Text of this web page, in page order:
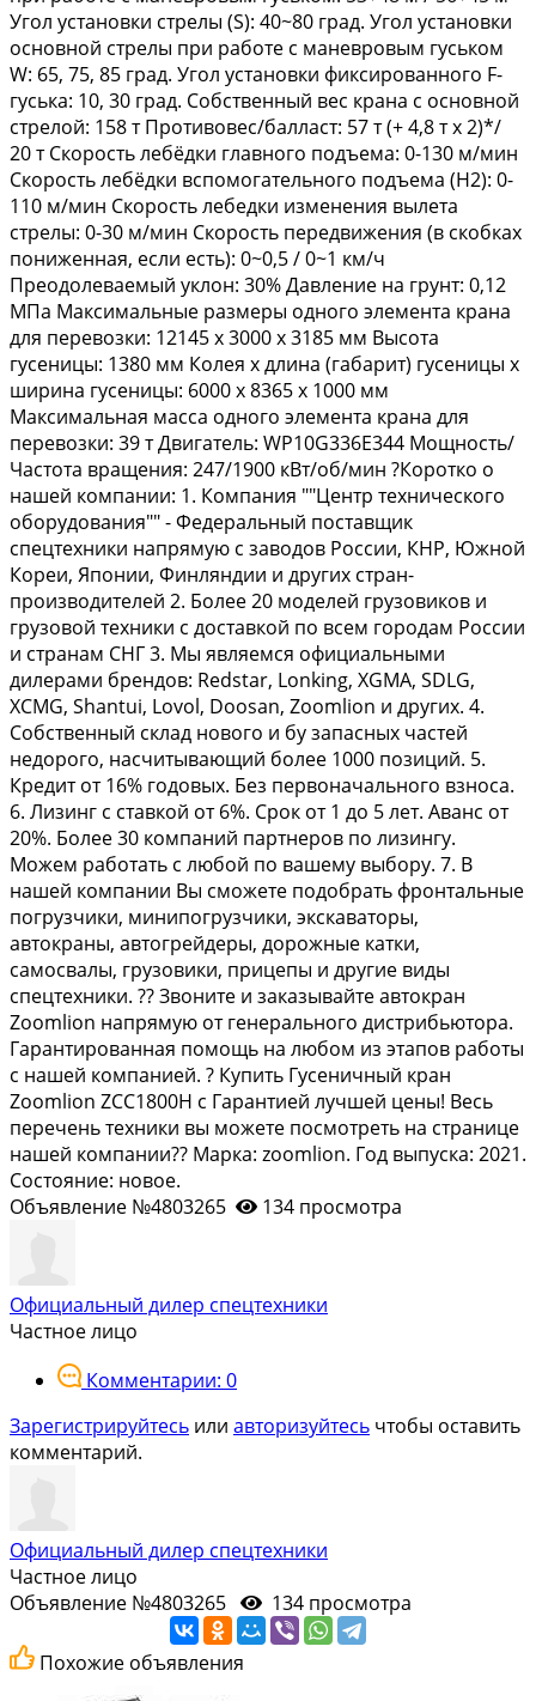
Угол установки стрелы (S): 40~80 град. Угол установки
основной стрелы при работе с маневровым гуськом
W: 65, 75, 85 град. Угол установки фиксированного F-
гуська: 10, 30 град. Собственный вес крана с основной
стрелой: 158 т Противовес/балласт: 57 т (+ 4,8 т х 2)*/
20 т Скорость лебёдки главного подъема: 0-130 м/мин
Скорость лебёдки вспомогательного подъема (Н2): 0-
110 м/мин Скорость лебедки изменения вылета
стрелы: 0-30 м/мин Скорость передвижения (в скобках
пониженная, если есть): 0~0,5 / 0~1 км/ч
Преодолеваемый уклон: 30% Давление на грунт: 0,12
МПа Максимальные размеры одного элемента крана
для перевозки: 12145 х 3000 х 3185 мм Высота
гусеницы: 1380 мм Колея х длина (габарит) гусеницы х
ширина гусеницы: 6000 х 8365 х 1000 мм
Максимальная масса одного элемента крана для
перевозки: 39 т Двигатель: WР10G336Е344 Мощность/
Частота вращения: 247/1900 кВт/об/мин ?Коротко о
нашей компании: 1. Компания ""Центр технического
оборудования"" - Федеральный поставщик
спецтехники напрямую с заводов России, КНР, Южной
Кореи, Японии, Финляндии и других стран-
производителей 2. Более 20 моделей грузовиков и
грузовой техники с доставкой по всем городам России
и странам СНГ 3. Мы являемся официальными
дилерами брендов: Rеdstаr, Lоnking, ХGМА, SDLG,
ХСМG, Shаntui, Lоvоl, Dооsаn, Zооmliоn и других. 4.
Собственный склад нового и бу запасных частей
недорого, насчитывающий более 1000 позиций. 5.
Кредит от 16% годовых. Без первоначального взноса.
6. Лизинг с ставкой от 6%. Срок от 1 до 5 лет. Аванс от
20%. Более 30 компаний партнеров по лизингу.
Можем работать с любой по вашему выбору. 7. В
нашей компании Вы сможете подобрать фронтальные
погрузчики, минипогрузчики, экскаваторы,
автокраны, автогрейдеры, дорожные катки,
самосвалы, грузовики, прицепы и другие виды
спецтехники. ?? Звоните и заказывайте автокран
Zооmliоn напрямую от генерального дистрибьютора.
Гарантированная помощь на любом из этапов работы
с нашей компанией. ? Купить Гусеничный кран
Zооmliоn ZСС1800Н с Гарантией лучшей цены! Весь
перечень техники вы можете посмотреть на странице
нашей компании?? Марка: zoomlion. Год выпуска: 2021.
Состояние: новое.
Объявление №4803265
134 просмотра
Официальный дилер спецтехники
Частное лицо
Комментарии: 0
Зарегистрируйтесь или авторизуйтесь чтобы оставить
комментарий.
Официальный дилер спецтехники
Частное лицо
Объявление №4803265
134 просмотра
Похожие объявления